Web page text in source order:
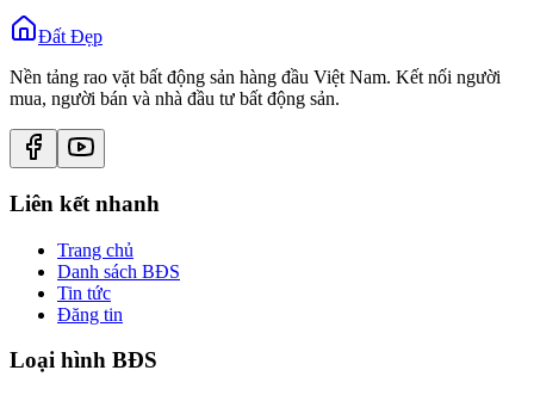
Đất Đẹp
Nền tảng rao vặt bất động sản hàng đầu Việt Nam. Kết nối người
mua, người bán và nhà đầu tư bất động sản.
Liên kết nhanh
Trang chủ
Danh sách BĐS
Tin tức
Đăng tin
Loại hình BĐS